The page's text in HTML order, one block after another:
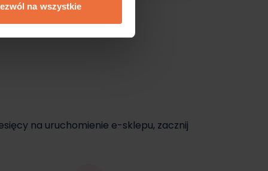
na wszystkie
na uruchomienie e-sklepu, zacznij